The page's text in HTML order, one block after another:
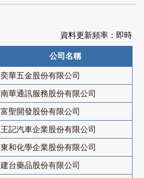
資料更新頻率：即時
公司名稱
奕華五金股份有限公司
南華通訊服務股份有限公司
富聖開發股份有限公司
王記汽車企業股份有限公司
東和化學企業股份有限公司
建台藥品股份有限公司